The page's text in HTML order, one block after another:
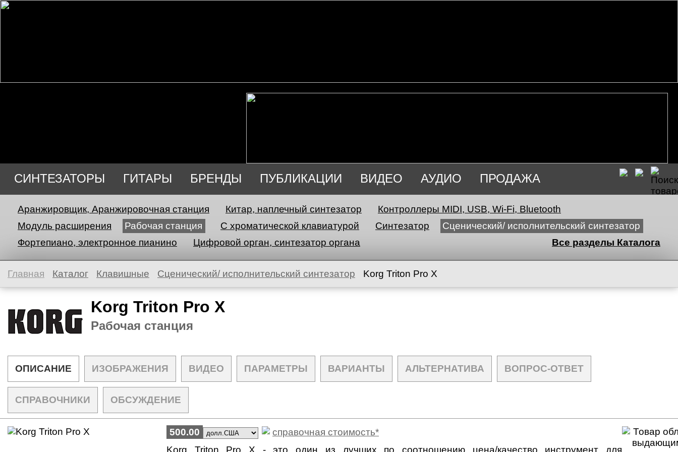
СИНТЕЗАТОРЫ ГИТАРЫ БРЕНДЫ ПУБЛИКАЦИИ ВИДЕО АУДИО ПРОДАЖА
Аранжировщик, Аранжировочная станция Китар, наплечный синтезатор
Контроллеры MIDI, USB, Wi-Fi, Bluetooth
Модуль расширения
Рабочая станция С хроматической клавиатурой Синтезатор
Сценический/ исполнительский синтезатор
Фортепиано, электронное пианино
Цифровой орган, синтезатор органа Все разделы Каталога
Главная Каталог Клавишные Сценический/ исполнительский синтезатор Korg Triton Pro X
Korg Triton Pro X
Рабочая станция
ОПИСАНИЕ ИЗОБРАЖЕНИЯ ВИДЕО ПАРАМЕТРЫ ВАРИАНТЫ АЛЬТЕРНАТИВА ВОПРОС-ОТВЕТ
СПРАВОЧНИКИ ОБСУЖДЕНИЕ
500.00
справочная стоимость*
Korg Triton Pro X - это один из лучших по соотношению цена/качество инструмент для